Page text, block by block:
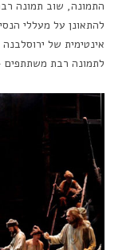
התמונה, שוב תמונה
להתאונן על מעללי
אינטימית של
לתמונה רבת משתתפים